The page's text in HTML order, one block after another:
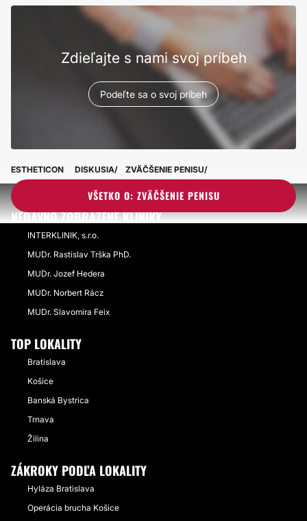
Zdieľajte s nami svoj príbeh
Podeľte sa o svoj príbeh
VŠETKO O: ZVÄČŠENIE PENISU
ESTHETICON DISKUSIA ZVÄČŠENIE PENISU
NEDÁVNO ZOBRAZENÉ KLINIKY
INTERKLINIK, s.r.o.
MUDr. Rastislav Trška PhD.
MUDr. Jozef Hedera
MUDr. Norbert Rácz
MUDr. Slavomira Feix
TOP LOKALITY
Bratislava
Košice
Banská Bystrica
Trnava
Žilina
ZÁKROKY PODĽA LOKALITY
Hyláza Bratislava
Operácia brucha Košice